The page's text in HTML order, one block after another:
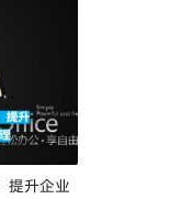
提升企业